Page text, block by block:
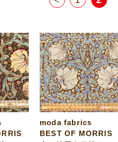
moda fabrics
BEST OF MORRIS